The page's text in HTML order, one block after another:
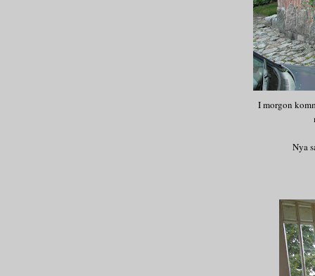
I morgon
Nya